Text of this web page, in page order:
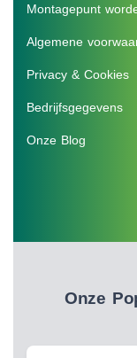
Montagepunt
Algemene
Privacy & Cookies
Bedrijfsgegevens
Onze Blog
Onze